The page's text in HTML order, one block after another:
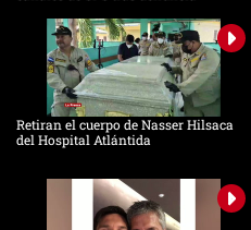
Retiran el cuerpo de Nasser Hilsaca
del Hospital Atlántida